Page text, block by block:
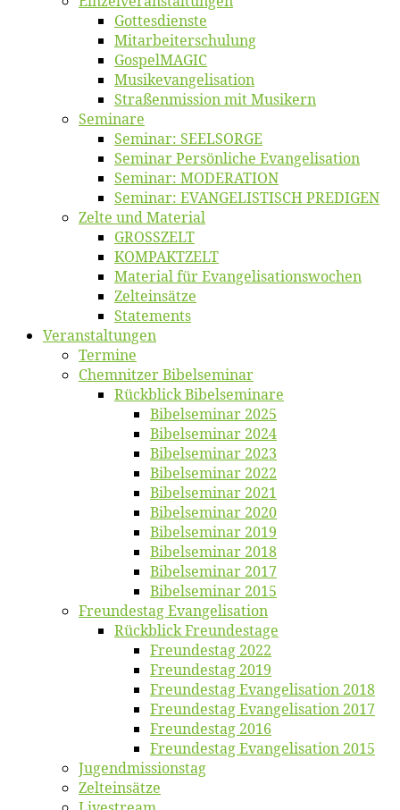
Got­tes­diens­te
Mitarbeiter­schulung
Gos­pel­MA­GIC
Musikevan­ge­li­sa­tion
Straßenmis­sion mit Musikern
Se­mi­na­re
Se­mi­nar: SEELSORGE
Se­mi­nar Per­sön­li­che Evangelisation
Se­mi­nar: MODERATION
Se­mi­nar: EVANGELISTISCH PREDIGEN
Zel­te und Material
GROSSZELT
KOMPAKTZELT
Ma­te­ri­al für Evangelisationswochen
Zelt­ein­sät­ze
State­ments
Ver­an­stal­tun­gen
Ter­mi­ne
Chemnit­zer Bibelseminar
Rück­blick Bibelseminare
Bi­bel­se­mi­nar 2025
Bi­bel­se­mi­nar 2024
Bi­bel­se­mi­nar 2023
Bi­bel­se­mi­nar 2022
Bi­bel­se­mi­nar 2021
Bi­bel­se­mi­nar 2020
Bi­bel­se­mi­nar 2019
Bi­bel­se­mi­nar 2018
Bibelsemi­nar 2017
Bibelsemi­nar 2015
Freun­des­tag Evangelisation
Rück­blick Freundestage
Freun­des­tag 2022
Freun­des­tag 2019
Freun­des­tag Evan­ge­li­sa­ti­on 2018
Freun­des­tag Evan­ge­li­sa­ti­on 2017
Freun­des­tag 2016
Freun­des­tag Evan­ge­li­sa­ti­on 2015
Jugend­mis­sions­tag
Zelt­ein­sät­ze